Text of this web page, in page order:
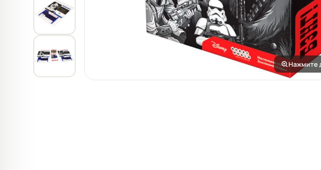
Нажмите